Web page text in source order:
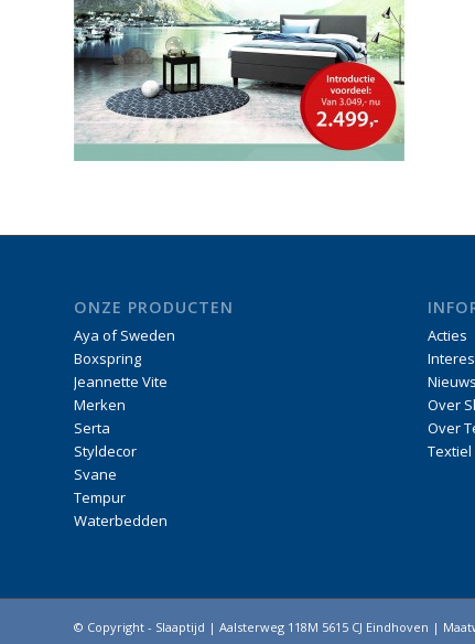
ONZE PRODUCTEN
Aya of Sweden
Boxspring
Jeannette Vite
Merken
Serta
Styldecor
Svane
Tempur
Waterbedden
Acties
Nieuws
Over
Over
Textiel
© Copyright - Slaaptijd | Aalsterweg 118M 5615 CJ Eindhoven |